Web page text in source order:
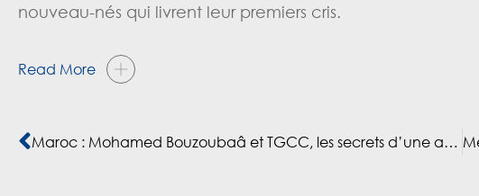
nouveau-nés qui livrent leur premiers cris.
Read More
Maroc : Mohamed Bouzoubaâ et TGCC, les secrets d’une ascension